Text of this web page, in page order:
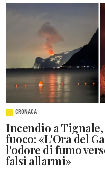
CRONACA
Incendio a
fuoco: «L'Ora del
l'odore di fumo
falsi allarmi»